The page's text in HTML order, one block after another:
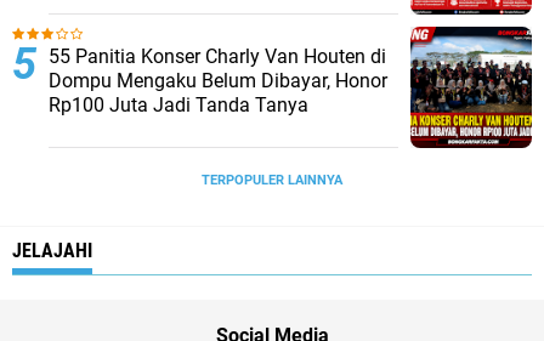
55 Panitia Konser Charly Van Houten di
Dompu Mengaku Belum Dibayar, Honor
Rp100 Juta Jadi Tanda Tanya
TERPOPULER LAINNYA
JELAJAHI
Social Media